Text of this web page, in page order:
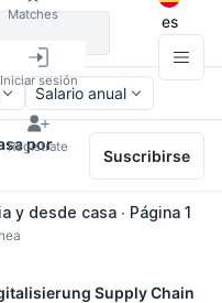
Matches
Iniciar sesión
Regístrate
es
Salario anual
por
Suscribirse
y desde casa ∙ Página 1
Supply Chain